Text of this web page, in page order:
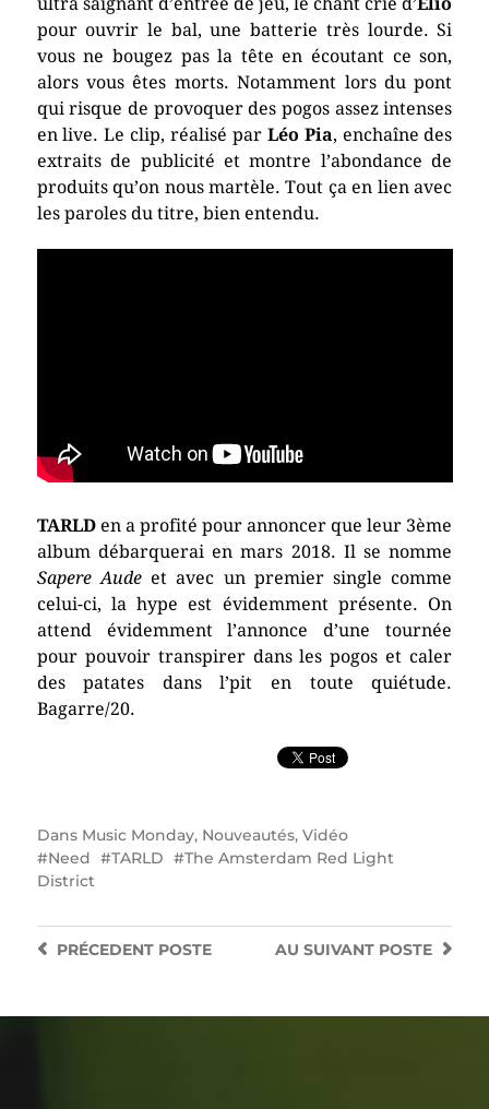
ultra saignant d’entrée de jeu, le chant crié d’Elio
pour ouvrir le bal, une batterie très lourde. Si
vous ne bougez pas la tête en écoutant ce son,
alors vous êtes morts. Notamment lors du pont
qui risque de provoquer des pogos assez intenses
en live. Le clip, réalisé par Léo Pia, enchaîne des
extraits de publicité et montre l’abondance de
produits qu’on nous martèle. Tout ça en lien avec
les paroles du titre, bien entendu.
TARLDen a profité pour annoncer que leur 3ème
album débarquerai en mars 2018. Il se nomme
Sapere Audeet avec un premier single comme
celui-ci, la hype est évidemment présente. On
attend évidemment l’annonce d’une tournée
pour pouvoir transpirer dans les pogos et caler
des patates dans l’pit en toute quiétude.
Bagarre/20.
Dans Music Monday, Nouveautés, Vidéo
Need
TARLD
The Amsterdam Red Light
District
AU SUIVANT POSTE
PRÉCEDENTPOSTE